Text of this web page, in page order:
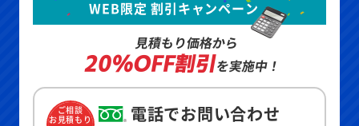
WEB限定 割引キャンペーン
見積もり価格から
20%OFF割引を実施中！
ご相談
お見積もり
電話でお問い合わせ